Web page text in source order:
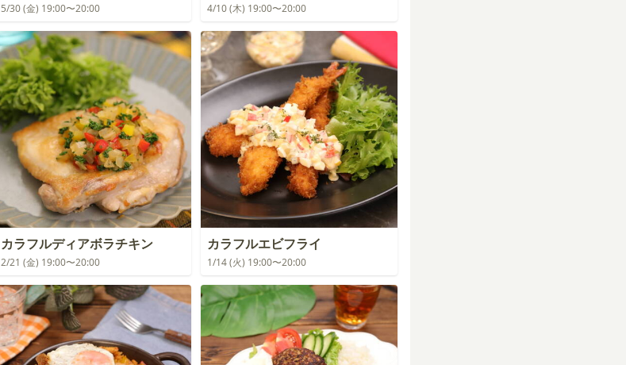
5/30 (金) 19:00〜20:00 4/10 (木) 19:00〜20:00
カラフルディアボラチキン
2/21 (金) 19:00〜20:00
カラフルエビフライ
1/14 (火) 19:00〜20:00